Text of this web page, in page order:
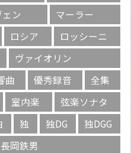
ン
マーラー
ロシア
ロッシーニ
ヴァイオリン
曲 優秀録音
全集
室内楽
弦楽ソナタ
独 独DG
独DGG
長岡鉄男